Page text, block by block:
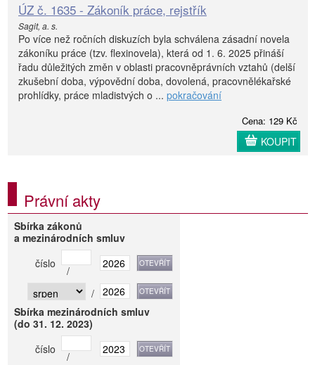
ÚZ č. 1635 - Zákoník práce, rejstřík
Sagit, a. s.
Po více než ročních diskuzích byla schválena zásadní novela
zákoníku práce (tzv. flexinovela), která od 1. 6. 2025 přináší
řadu důležitých změn v oblasti pracovněprávních vztahů (delší
zkušební doba, výpovědní doba, dovolená, pracovnělékařské
prohlídky, práce mladistvých o ... pokračování
Cena: 129 Kč
KOUPIT
Právní akty
Sbírka zákonů
a mezinárodních smluv
číslo
/
/
Sbírka mezinárodních smluv
(do 31. 12. 2023)
číslo
/